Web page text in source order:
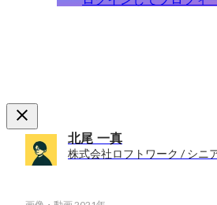
北尾 一真
株式会社ロフトワーク / シニ